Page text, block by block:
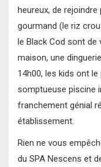
heureux, de
gourmand (le riz
le Black Cod sont de
maison, une
14h00, les kids ont
somptueuse piscine
franchement génial
établissement.
Rien ne vous
du SPA Nescens et